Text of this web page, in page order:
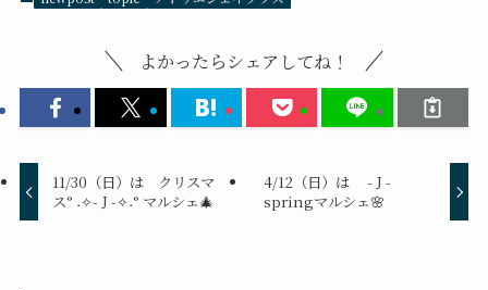
よかったらシェアしてね！
11/30（日）は クリスマ
ス° ˖✧- J -✧˖° マルシェ🎄
4/12（日）は - J -
springマルシェ🌸